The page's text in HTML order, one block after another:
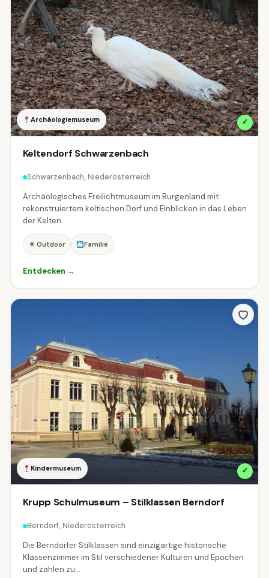
Archäologiemuseum ✓
Keltendorf Schwarzenbach
Schwarzenbach, Niederösterreich
Archäologisches Freilichtmuseum im Burgenland mit
rekonstruiertem keltischen Dorf und Einblicken in das Leben
der Kelten.
☀ Outdoor Familie
Entdecken →
Kindermuseum ✓
Krupp Schulmuseum – Stilklassen Berndorf
Berndorf, Niederösterreich
Die Berndorfer Stilklassen sind einzigartige historische
Klassenzimmer im Stil verschiedener Kulturen und Epochen
und zählen zu...